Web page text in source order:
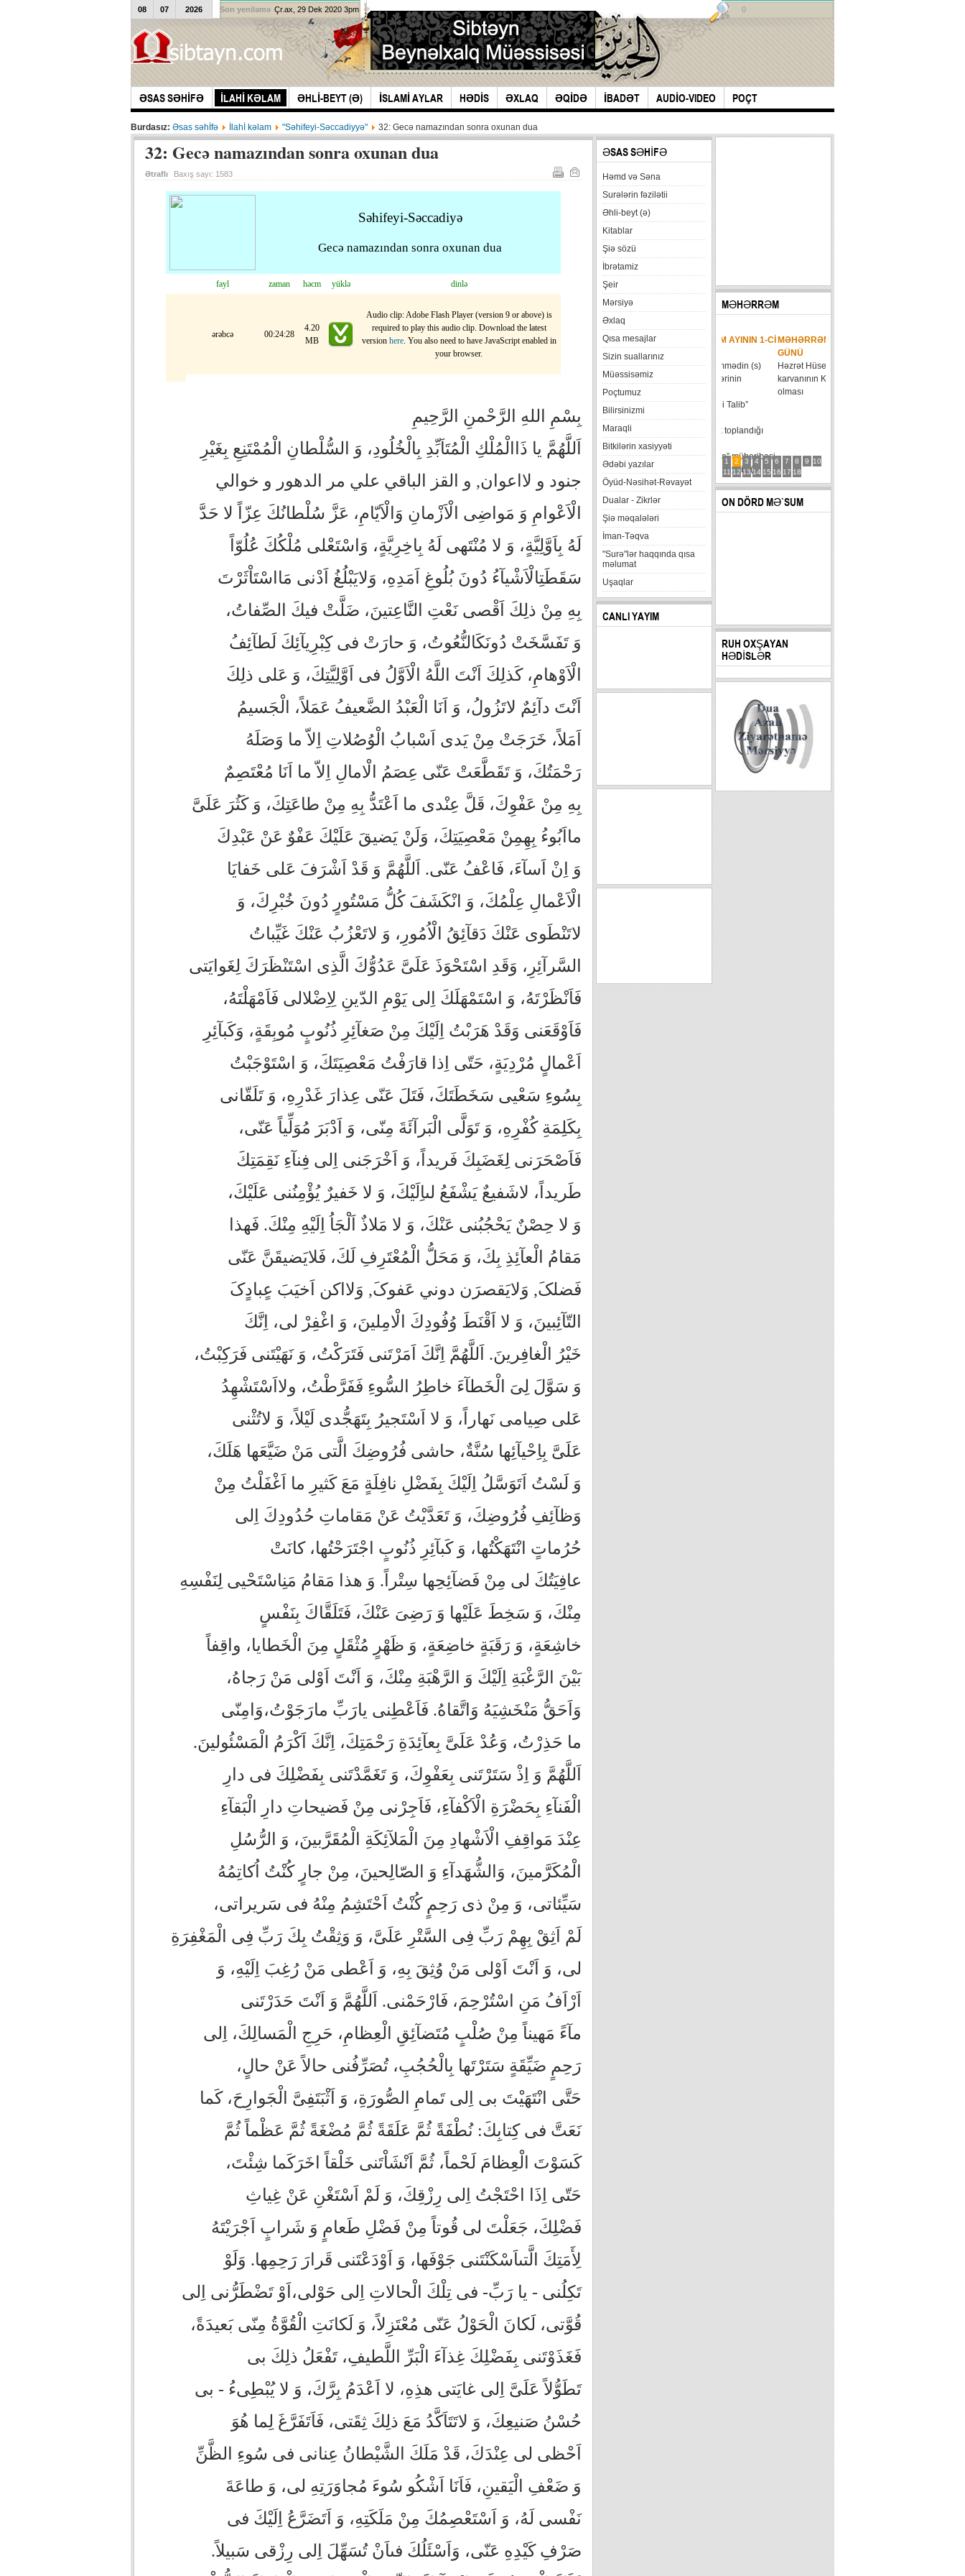
ƏSAS SƏHİFƏ İLAHİ KƏLAM ƏHLİ-BEYT (Ə) İSLAMİ AYLAR HƏDİS ƏXLAQ ƏQİDƏ İBADƏT AUDİO-VIDEO POÇT
08 07 2026 Son yeniləmə Çr.ax, 29 Dek 2020 3pm 0
Burdasız: Əsas səhİfə İlahİ kəlam "Səhifeyi-Səccadiyyə"
Ətraflı Baxış sayı: 1583
Səhifeyi-Səccadiyə
Gecə namazından sonra oxunan dua‏‏
fayl zaman həcm yüklə dinlə
ərəbcə 00:24:28
4.20
MB
Audio clip: Adobe Flash Player (version 9 or above) is
required to play this audio clip. Download the latest
version here. You also need to have JavaScript enabled in
your browser.
بِسْمِ اللهِ الرَّحْمنِ الرَّحِیمِ
اَللَّهُمَّ يا ذَاالْمُلْكِ الْمُتَاَبِّدِ بِالْخُلُودِ، وَ السُّلْطانِ الْمُمْتَنِعِ بِغَيْرِ
جنود و لااعوان, و القز الباقي علي مر الدهور و خوالي
الْاَعْوامِ وَ مَواضِى الْاَزْمانِ وَالْاَيّامِ، عَزَّ سُلْطانُكَ عِزّاً لا حَدَّ
لَهُ بِاَوَّلِيَّةٍ، وَ لا مُنْتَهى‏ لَهُ بِاخِرِيَّةٍ، وَاسْتَعْلى‏ مُلْكُكَ عُلُوّاً
سَقَطَتِ‏الْاَشْيآءُ دُونَ بُلُوغِ اَمَدِهِ، وَلايَبْلُغُ اَدْنى‏ مَااسْتَاْثَرْتَ
بِهِ مِنْ ذلِكَ اَقْصى‏ نَعْتِ النَّاعِتينَ، ضَلَّتْ فيكَ الصِّفاتُ،
وَ تَفَسَّخَتْ دُونَكَ‏النُّعُوتُ، وَ حارَتْ فى كِبْرِيآئِكَ لَطآئِفُ
الْاَوْهامِ، كَذلِكَ اَنْتَ اللَّهُ الْاَوَّلُ فى اَوَّلِيَّتِكَ، وَ عَلى‏ ذلِكَ
اَنْتَ دآئِمٌ لاتَزُولُ، وَ اَنَا الْعَبْدُ الضَّعيفُ عَمَلاً، الْجَسيمُ
اَمَلاً، خَرَجَتْ مِنْ يَدى اَسْبابُ الْوُصُلاتِ اِلاّ ما وَصَلَهُ
رَحْمَتُكَ، وَ تَقَطَّعَتْ عَنّى عِصَمُ الْامالِ اِلاّ ما اَنَا مُعْتَصِمٌ
بِهِ مِنْ عَفْوِكَ، قَلَّ عِنْدى ما اَعْتَدُّ بِهِ مِنْ طاعَتِكَ، وَ كَثُرَ عَلَىَّ
مااَبُوءُ بِهِ‏مِنْ مَعْصِيَتِكَ، وَلَنْ يَضيقَ عَلَيْكَ عَفْوٌ عَنْ عَبْدِكَ
وَ اِنْ اَسآءَ، فَاعْفُ عَنّى. اَللَّهُمَّ وَ قَدْ اَشْرَفَ عَلى‏ خَفايَا
الْاَعْمالِ عِلْمُكَ، وَ انْكَشَفَ كُلُّ مَسْتُورٍ دُونَ خُبْرِكَ، وَ
لاتَنْطَوى عَنْكَ دَقآئِقُ الْاُمُورِ، وَ لاتَعْزُبُ عَنْكَ غَيِّباتُ
السَّرآئِرِ، وَقَدِ اسْتَحْوَذَ عَلَىَّ عَدُوُّكَ الَّذِى اسْتَنْظَرَكَ لِغَوايَتى
فَاَنْظَرْتَهُ، وَ اسْتَمْهَلَكَ اِلى‏ يَوْمِ الدّينِ لِاِضْلالى فَاَمْهَلْتَهُ،
فَاَوْقَعَنى وَقَدْ هَرَبْتُ اِلَيْكَ مِنْ صَغآئِرِ ذُنُوبٍ مُوبِقَةٍ، وَكَبآئِرِ
اَعْمالٍ مُرْدِيَةٍ، حَتّى‏ اِذا قارَفْتُ مَعْصِيَتَكَ، وَ اسْتَوْجَبْتُ
بِسُوءِ سَعْيى سَخَطَتَكَ، فَتَلَ عَنّى عِذارَ غَدْرِهِ، وَ تَلَقّانى
بِكَلِمَةِ كُفْرِهِ، وَ تَوَلَّى الْبَرآئَةَ مِنّى، وَ اَدْبَرَ مُوَلِّياً عَنّى،
فَاَصْحَرَنى لِغَضَبِكَ فَريداً، وَ اَخْرَجَنى اِلى‏ فِنآءِ نَقِمَتِكَ
طَريداً، لاشَفيعٌ يَشْفَعُ لى‏اِلَيْكَ، وَ لا خَفيرٌ يُؤْمِنُنى عَلَيْكَ،
وَ لا حِصْنٌ يَحْجُبُنى عَنْكَ، وَ لا مَلاذٌ اَلْجَاُ اِلَيْهِ مِنْكَ. فَهذا
مَقامُ الْعآئِذِ بِكَ، وَ مَحَلُّ الْمُعْتَرِفِ لَكَ، فَلايَضيقَنَّ عَنّى
فَضلکَ, وَلايَقصرَن دوني عَفوکَ, وَلااکن اَخيَبَ عٍبادٍکَ
التّآئِبينَ، وَ لا اَقْنَطَ وُفُودِكَ الْامِلينَ، وَ اغْفِرْ لى، اِنَّكَ
خَيْرُ الْغافِرينَ. اَللَّهُمَّ اِنَّكَ اَمَرْتَنى فَتَرَكْتُ، وَ نَهَيْتَنى فَرَكِبْتُ،
وَ سَوَّلَ لِىَ الْخَطآءَ خاطِرُ السُّوءِ فَفَرَّطْتُ، ولااَسْتَشْهِدُ
عَلى‏ صِيامى نَهاراً، وَ لا اَسْتَجيرُ بِتَهَجُّدى لَيْلاً، وَ لاتُثْنى
عَلَىَّ بِاِحْيآئِها سُنَّةٌ، حاشى‏ فُرُوضِكَ الَّتى مَنْ ضَيَّعَها هَلَكَ،
وَ لَسْتُ اَتَوَسَّلُ اِلَيْكَ بِفَضْلِ نافِلَةٍ مَعَ كَثيرِ ما اَغْفَلْتُ مِنْ
وَظآئِفِ فُرُوضِكَ، وَ تَعَدَّيْتُ عَنْ مَقاماتِ حُدُودِكَ اِلى‏
حُرُماتٍ انْتَهَكْتُها، وَ كَبآئِرِ ذُنُوبٍ اجْتَرَحْتُها، كانَتْ
عافِيَتُكَ لى مِنْ فَضآئِحِها سِتْراً. وَ هذا مَقامُ مَنِ‏اسْتَحْيى‏ لِنَفْسِهِ
مِنْكَ، وَ سَخِطَ عَلَيْها وَ رَضِىَ عَنْكَ، فَتَلَقَّاكَ بِنَفْسٍ
خاشِعَةٍ، وَ رَقَبَةٍ خاضِعَةٍ، وَ ظَهْرٍ مُثْقَلٍ مِنَ الْخَطايا، واقِفاً
بَيْنَ الرَّغْبَةِ اِلَيْكَ وَ الرَّهْبَةِ مِنْكَ، وَ اَنْتَ اَوْلى‏ مَنْ رَجاهُ،
وَاَحَقُّ مَنْ‏خَشِيَهُ وَاتَّقاهُ. فَاَعْطِنى يارَبِّ مارَجَوْتُ،وَامِنّى
ما حَذِرْتُ، وَعُدْ عَلَىَّ بِعآئِدَةِ رَحْمَتِكَ، اِنَّكَ اَكْرَمُ الْمَسْئُولينَ.
اَللَّهُمَّ وَ اِذْ سَتَرْتَنى بِعَفْوِكَ، وَ تَغَمَّدْتَنى بِفَضْلِكَ فى دارِ
الْفَنآءِ بِحَضْرَةِ الْاَكْفآءِ، فَاَجِرْنى مِنْ فَضيحاتِ دارِ الْبَقآءِ
عِنْدَ مَواقِفِ الْاَشْهادِ مِنَ الْمَلآئِكَةِ الْمُقَرَّبينَ، وَ الرُّسُلِ
الْمُكَرَّمينَ، وَالشُّهَدآءِ وَ الصّالِحينَ، مِنْ جارٍ كُنْتُ اُكاتِمُهُ
سَيِّئاتى، وَ مِنْ ذى رَحِمٍ كُنْتُ اَحْتَشِمُ مِنْهُ فى سَريراتى،
لَمْ اَثِقْ بِهِمْ رَبِّ فِى السَّتْرِ عَلَىَّ، وَ وَثِقْتُ بِكَ رَبِّ فِى الْمَغْفِرَةِ
لى، وَ اَنْتَ اَوْلى‏ مَنْ وُثِقَ بِهِ، وَ اَعْطى‏ مَنْ رُغِبَ اِلَيْهِ، وَ
اَرْاَفُ مَنِ اسْتُرْحِمَ، فَارْحَمْنى. اَللَّهُمَّ وَ اَنْتَ حَدَرْتَنى
مآءً مَهيناً مِنْ صُلْبٍ مُتَضآئِقِ الْعِظامِ، حَرِجِ الْمَسالِكَ، اِلى‏
رَحِمٍ ضَيِّقَةٍ سَتَرْتَها بِالْحُجُبِ، تُصَرِّفُنى حالاً عَنْ حالٍ،
حَتَّى انْتَهَيْتَ بى اِلى‏ تَمامِ الصُّورَةِ، وَ اَثْبَتَ‏فِىَّ الْجَوارِحَ، كَما
نَعَتَّ فى كِتابِكَ: نُطْفَةً ثُمَّ عَلَقَةً ثُمَّ مُضْغَةً ثُمَّ عَظْماً ثُمَّ
كَسَوْتَ الْعِظامَ لَحْماً، ثُمَّ اَنْشَاْتَنى خَلْقاً اخَرَكَما شِئْتَ،
حَتّى‏ اِذَا احْتَجْتُ اِلى‏ رِزْقِكَ، وَ لَمْ اَسْتَغْنِ عَنْ غِياثِ
فَضْلِكَ، جَعَلْتَ لى قُوتاً مِنْ فَضْلِ طَعامٍ وَ شَرابٍ اَجْرَيْتَهُ
لِأَمَتِكَ الَّتى‏اَسْكَنْتَنى جَوْفَها، وَ اَوْدَعْتَنى قَرارَ رَحِمِها. وَلَوْ
تَكِلُنى - يا رَبِّ- فى تِلْكَ الْحالاتِ اِلى‏ حَوْلى،اَوْ تَضْطَرُّنى اِلى‏
قُوَّتى، لَكانَ الْحَوْلُ عَنّى مُعْتَزِلاً، وَ لَكانَتِ الْقُوَّةُ مِنّى بَعيدَةً،
فَغَذَوْتَنى بِفَضْلِكَ غِذآءَ الْبَرِّ اللَّطيفِ، تَفْعَلُ ذلِكَ بى
تَطَوُّلاً عَلَىَّ اِلى‏ غايَتى هذِهِ، لا اَعْدَمُ بِرَّكَ، وَ لا يُبْطِى‏ءُ - بى
حُسْنُ صَنيعِكَ، وَ لاتَتَاَكَّدُ مَعَ ذلِكَ ثِقَتى، فَاَتَفَرَّغَ لِما هُوَ
اَحْظى‏ لى عِنْدَكَ، قَدْ مَلَكَ الشَّيْطانُ عِنانى فى سُوءِ الظَّنِّ
وَ ضَعْفِ الْيَقينِ، فَاَنَا اَشْكُو سُوءَ مُجاوَرَتِهِ لى، وَ طاعَةَ
نَفْسى لَهُ، وَ اَسْتَعْصِمُكَ مِنْ مَلَكَتِهِ، وَ اَتَضَرَّعُ اِلَيْكَ فى
صَرْفِ كَيْدِهِ عَنّى، وَاَسْئَلُكَ فى‏اَنْ تُسَهِّلَ اِلى‏ رِزْقى سَبيلاً.
ƏSAS SƏHİFƏ
Həmd və Səna
Surələrin fəzilətii
Əhli-beyt (ə)
Kitablar
Şiə sözü
İbrətamiz
Şeir
Mərsiyə
Əxlaq
Qısa mesajlar
Sizin suallarınız
Müəssisəmiz
Poçtumuz
Bilirsinizmi
Maraqli
Bitkilərin xasiyyəti
Ədəbi yazılar
Öyüd-Nəsihət-Rəvayət
Dualar - Zikrlər
Şiə məqalələri
İman-Təqva
"Surə"lər haqqında qısa
məlumat
Uşaqlar
CANLI YAYIM
MƏHƏRRƏM
1 2 3 4 5 6 7 8 9
10
11 12 13 14 15 16 17 18
MƏHƏRRƏM AYININ 2-CI
Həzrət Hüseyn (ə)
karvanının Kərbəlaya daxil
ON DÖRD MƏ`SUM
RUH OXŞAYAN
HƏDİSLƏR